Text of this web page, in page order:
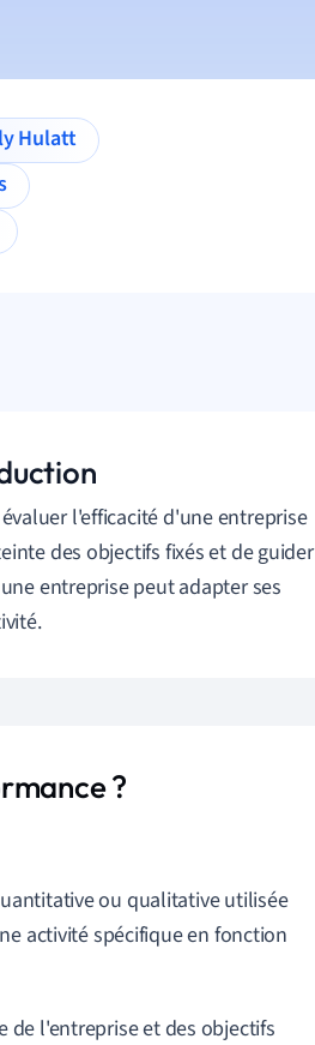
Lily Hulatt
l'efficacité d'une entreprise
des objectifs fixés et de guider
entreprise peut adapter ses
?
ou qualitative utilisée
activité spécifique en fonction
de l'entreprise et des objectifs